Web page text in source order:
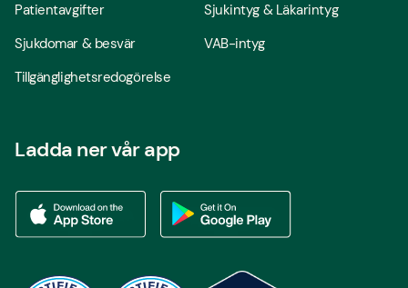
Patientavgifter
Sjukdomar & besvär
Tillgänglighetsredogörelse
Sjukintyg & Läkarintyg
VAB-intyg
Ladda ner vår app